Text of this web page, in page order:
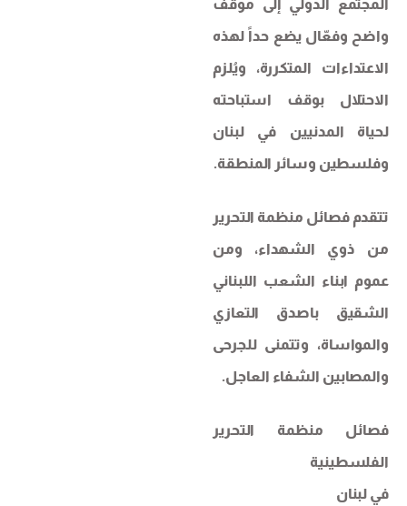
المجتمع الدولي إلى موقف
واضح وفعّال يضع حداً لهذه
الاعتداءات المتكررة، ويُلزم
الاحتلال بوقف استباحته
لحياة المدنيين في لبنان
وفلسطين وسائر المنطقة.
تتقدم فصائل منظمة التحرير
من ذوي الشهداء، ومن
عموم ابناء الشعب اللبناني
الشقيق باصدق التعازي
والمواساة، وتتمنى للجرحى
والمصابين الشفاء العاجل.
فصائل منظمة التحرير
الفلسطينية
في لبنان